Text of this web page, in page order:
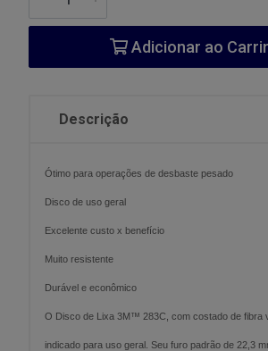
Adicionar ao
Descrição
Ótimo para operações de desbaste pesado
Disco de uso geral
Excelente custo x benefício
Muito resistente
Durável e econômico
O Disco de Lixa 3M™ 283C, com costado de fibra
indicado para uso geral. Seu furo padrão de 22,3